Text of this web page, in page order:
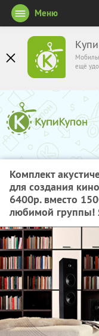
ещё
Меню
Комплект
для создания
6400р. вместо
любимой группы!